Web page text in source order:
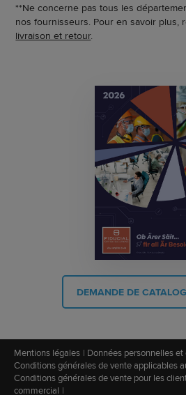
**Ne concerne pas tous les
nos fournisseurs. Pour en savoir plus,
livraison et retour.
DEMANDE DE
Mentions légales
Données personnelles
Conditions générales de vente applicables
Conditions générales de vente pour les
commercial